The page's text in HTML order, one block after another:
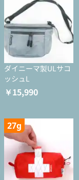
ダイニーマ製ULサコ
ッシュL
￥15,990
27g